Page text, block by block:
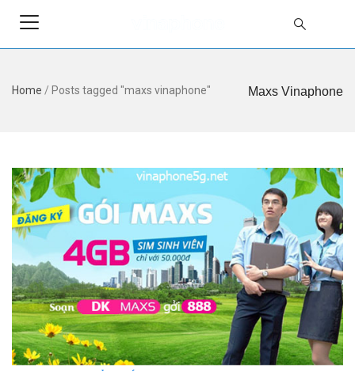
Maxs Vinaphone
Home / Posts tagged "maxs vinaphone"